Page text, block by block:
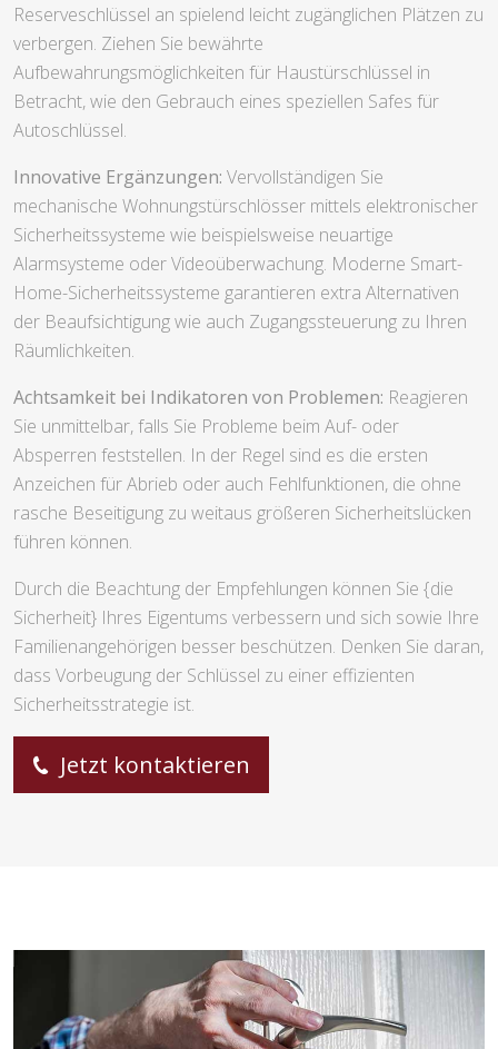
Reserveschlüssel an spielend leicht zugänglichen Plätzen zu
verbergen. Ziehen Sie bewährte
Aufbewahrungsmöglichkeiten für Haustürschlüssel in
Betracht, wie den Gebrauch eines speziellen Safes für
Autoschlüssel.
Innovative Ergänzungen: Vervollständigen Sie
mechanische Wohnungstürschlösser mittels elektronischer
Sicherheitssysteme wie beispielsweise neuartige
Alarmsysteme oder Videoüberwachung. Moderne Smart-
Home-Sicherheitssysteme garantieren extra Alternativen
der Beaufsichtigung wie auch Zugangssteuerung zu Ihren
Räumlichkeiten.
Achtsamkeit bei Indikatoren von Problemen: Reagieren
Sie unmittelbar, falls Sie Probleme beim Auf- oder
Absperren feststellen. In der Regel sind es die ersten
Anzeichen für Abrieb oder auch Fehlfunktionen, die ohne
rasche Beseitigung zu weitaus größeren Sicherheitslücken
führen können.
Durch die Beachtung der Empfehlungen können Sie {die
Sicherheit} Ihres Eigentums verbessern und sich sowie Ihre
Familienangehörigen besser beschützen. Denken Sie daran,
dass Vorbeugung der Schlüssel zu einer effizienten
Sicherheitsstrategie ist.
Jetzt kontaktieren